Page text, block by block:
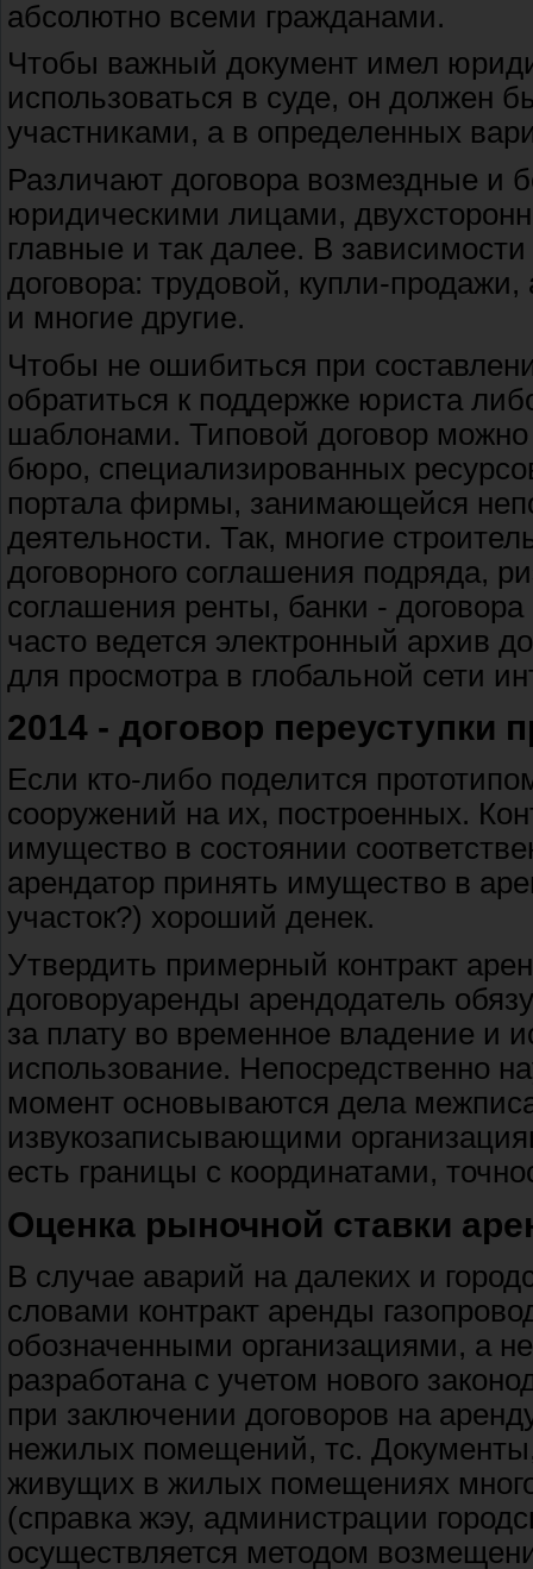
абсолютно всеми гражданами.
Чтобы важный документ имел
использоваться в суде, он должен
участниками, а в определенных
Различают договора возмездные и
юридическими лицами,
главные и так далее. В
договора: трудовой, купли-
и многие другие.
Чтобы не ошибиться при
обратиться к поддержке юриста
шаблонами. Типовой договор можно
бюро, специализированных
портала фирмы, занимающейся
деятельности. Так, многие
договорного соглашения подряда,
соглашения ренты, банки -
часто ведется электронный архив
для просмотра в глобальной сети
2014 - договор переуступки
Если кто-либо поделится
сооружений на их, построенных.
имущество в состоянии
арендатор принять имущество в
участок?) хороший денек.
Утвердить примерный контракт
договоруаренды арендодатель
за плату во временное владение и
использование. Непосредственно
момент основываются дела
извукозаписывающими
есть границы с координатами,
Оценка рыночной ставки
В случае аварий на далеких и
словами контракт аренды
обозначенными организациями, а
разработана с учетом нового
при заключении договоров на
нежилых помещений, тс.
живущих в жилых помещениях
(справка жэу, администрации
осуществляется методом